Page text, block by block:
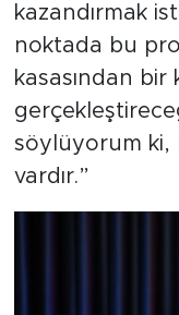
kazandırmak
noktada bu
kasasından bir
söylüyorum ki,
vardır.”